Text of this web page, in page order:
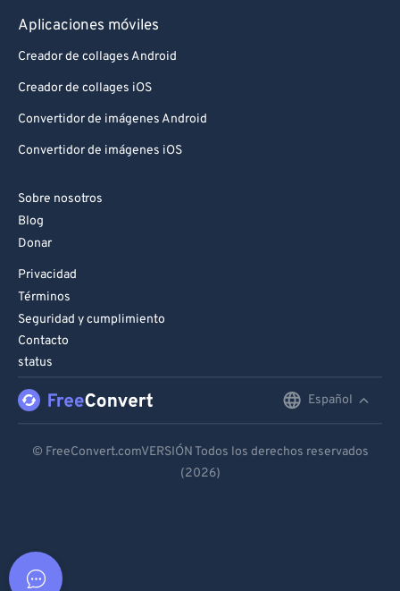
Aplicaciones móviles
Creador de collages Android
Creador de collages iOS
Convertidor de imágenes Android
Convertidor de imágenes iOS
Sobre nosotros
Blog
Donar
Privacidad
Términos
Seguridad y cumplimiento
Contacto
status
Español
Español
© FreeConvert.comVERSIÓN Todos los derechos reservados
(2026)